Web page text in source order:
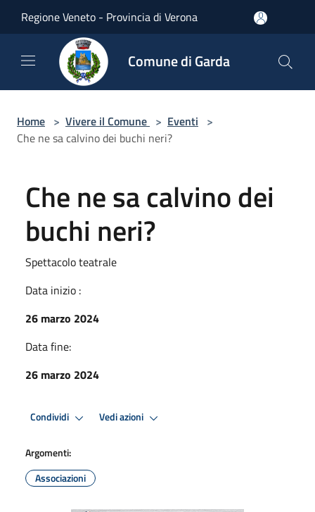
Regione Veneto - Provincia di Verona
Comune di Garda
Home > Vivere il Comune > Eventi >
Che ne sa calvino dei buchi neri?
Che ne sa calvino dei
buchi neri?
Spettacolo teatrale
Data inizio :
26 marzo 2024
Data fine:
26 marzo 2024
Condividi Vedi azioni
Argomenti:
Associazioni